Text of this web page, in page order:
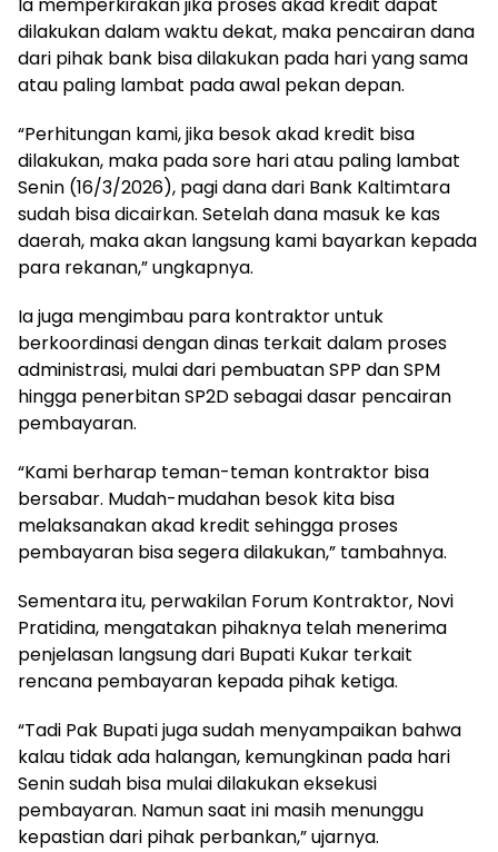
dilakukan dalam waktu dekat, maka pencairan dana
dari pihak bank bisa dilakukan pada hari yang sama
atau paling lambat pada awal pekan depan.
“Perhitungan kami, jika besok akad kredit bisa
dilakukan, maka pada sore hari atau paling lambat
Senin (16/3/2026), pagi dana dari Bank Kaltimtara
sudah bisa dicairkan. Setelah dana masuk ke kas
daerah, maka akan langsung kami bayarkan kepada
para rekanan,” ungkapnya.
Ia juga mengimbau para kontraktor untuk
berkoordinasi dengan dinas terkait dalam proses
administrasi, mulai dari pembuatan SPP dan SPM
hingga penerbitan SP2D sebagai dasar pencairan
pembayaran.
“Kami berharap teman-teman kontraktor bisa
bersabar. Mudah-mudahan besok kita bisa
melaksanakan akad kredit sehingga proses
pembayaran bisa segera dilakukan,” tambahnya.
Sementara itu, perwakilan Forum Kontraktor, Novi
Pratidina, mengatakan pihaknya telah menerima
penjelasan langsung dari Bupati Kukar terkait
rencana pembayaran kepada pihak ketiga.
“Tadi Pak Bupati juga sudah menyampaikan bahwa
kalau tidak ada halangan, kemungkinan pada hari
Senin sudah bisa mulai dilakukan eksekusi
pembayaran. Namun saat ini masih menunggu
kepastian dari pihak perbankan,” ujarnya.